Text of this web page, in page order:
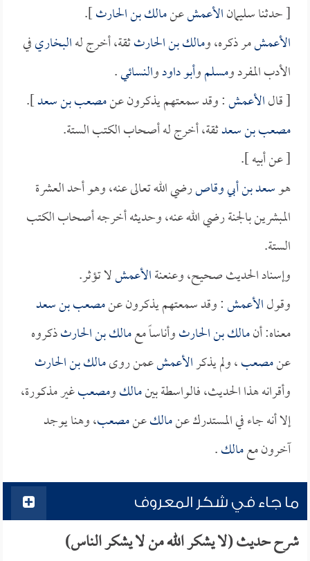
[ حدثنا سليمانالأعمشعنمالك بن الحارث].
الأعمشمر ذكره، ومالك بن الحارثثقة، أخرج لهالبخاريفي
الأدب المفرد ومسلموأبو داودوالنسائي.
[ قالالأعمش: وقد سمعتهم يذكرون عنمصعب بن سعد].
مصعب بن سعدثقة، أخرج له أصحاب الكتب الستة.
[ عن أبيه ].
هوسعد بن أبي وقاصرضي الله تعالى عنه، وهو أحد العشرة
المبشرين بالجنة رضي الله عنه، وحديثه أخرجه أصحاب الكتب
الستة.
وإسناد الحديث صحيح، وعنعنةالأعمشلا تؤثر.
وقولالأعمش: وقد سمعتهم يذكرون عنمصعب بن سعد
معناه: أنمالك بن الحارثوأناساً معمالك بن الحارثذكروه
عنمصعب، ولم يذكرالأعمشعمن روىمالك بن الحارث
وأقرانه هذا الحديث، فالواسطة بينمالكومصعبغير مذكورة،
إلا أنه جاء في المستدرك عنمالكعنمصعب، وهنا يوجد
آخرون معمالك.
ما جاء في شكر المعروف
شرح حديث (لا يشكر الله من لا يشكر الناس)